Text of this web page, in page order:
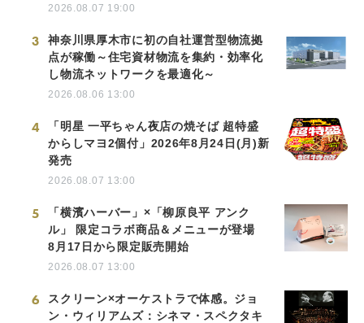
2026.08.07 19:00
3
神奈川県厚木市に初の自社運営型物流拠
点が稼働～住宅資材物流を集約・効率化
し物流ネットワークを最適化～
2026.08.06 13:00
4
「明星 一平ちゃん夜店の焼そば 超特盛
からしマヨ2個付」2026年8月24日(月)新
発売
2026.08.07 13:00
5
「横濱ハーバー」×「柳原良平 アンク
ル」 限定コラボ商品＆メニューが登場
8月17日から限定販売開始
2026.08.07 13:00
6
スクリーン×オーケストラで体感。ジョ
ン・ウィリアムズ：シネマ・スペクタキ